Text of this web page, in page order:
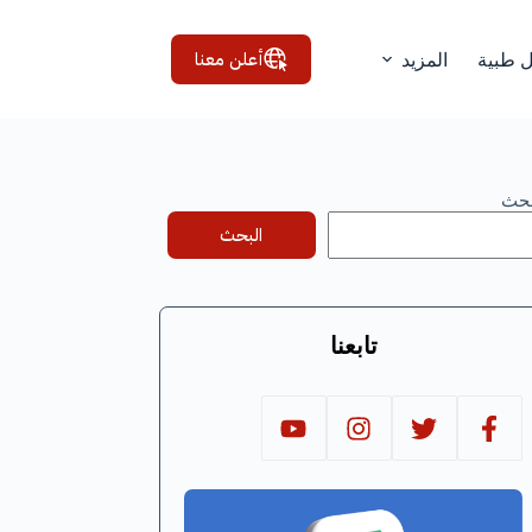
طبية المزيد أعلن معنا
البحث
تابعنا